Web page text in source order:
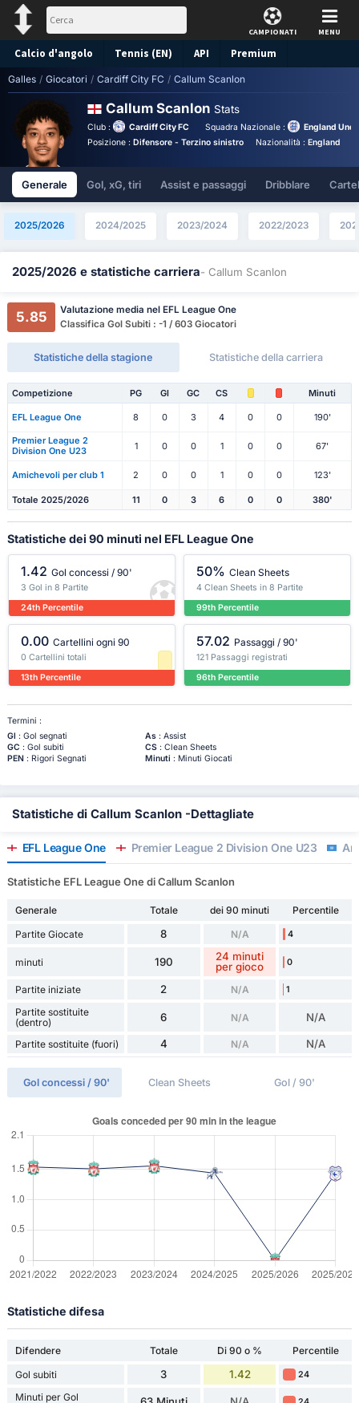
CAMPIONATI MENU
Calcio d'angolo Tennis (EN) API Premium
Pronostico
Galles / Giocatori / Cardiff City FC / Callum Scanlon
Callum Scanlon Stats
Club : Cardiff City FC Squadra Nazionale :
England
Posizione : Difensore - Terzino sinistro Nazionalità :England
Generale Gol, xG, tiri Assist e passaggi Dribblare
2025/2026 2024/2025 2023/2024 2022/2023
2025/2026 e statistiche carriera- Callum Scanlon
5.85
Valutazione media nel EFL League One
Classifica Gol Subiti : -1 / 603 Giocatori
Statistiche della stagione Statistiche della carriera
Competizione PG Gl GC CS Minuti
EFL League One 8 0 3 4 0 0 190'
Premier League 2
Division One U23
1 0 0 1 0 0 67'
Amichevoli per club 1 2 0 0 1 0 0 123'
Totale 2025/2026 11 0 3 6 0 0 380'
Statistiche dei 90 minuti nel EFL League One
1.42 Gol concessi / 90'
3 Gol in 8 Partite
24th Percentile
50% Clean Sheets
4 Clean Sheets in 8 Partite
99th Percentile
0.00 Cartellini ogni 90
0 Cartellini totali
13th Percentile
57.02 Passaggi / 90'
121 Passaggi registrati
96th Percentile
Termini :
Gl : Gol segnati As: Assist
GC : Gol subiti CS: Clean Sheets
PEN : Rigori Segnati Minuti : Minuti Giocati
Statistiche di Callum Scanlon -Dettagliate
EFL League One Premier League 2 Division One U23
Statistiche EFL League One di Callum Scanlon
Generale Totale dei 90 minuti
Percentile
Partite Giocate
8 N/A 4
minuti 190
24 minuti
per gioco
0
Partite iniziate 2 N/A 1
Partite sostituite
(dentro)
6 N/A N/A
Partite sostituite (fuori) 4 N/A N/A
Gol concessi / 90' Clean Sheets Gol / 90'
Statistiche difesa
Difendere Totale Di 90 o %
Percentile
Gol subiti
3 1.42 24
Minuti per Gol